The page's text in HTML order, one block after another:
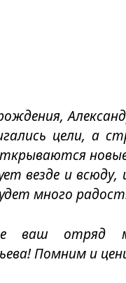
цели, а
везде и
много
ваш отряд
Помним и